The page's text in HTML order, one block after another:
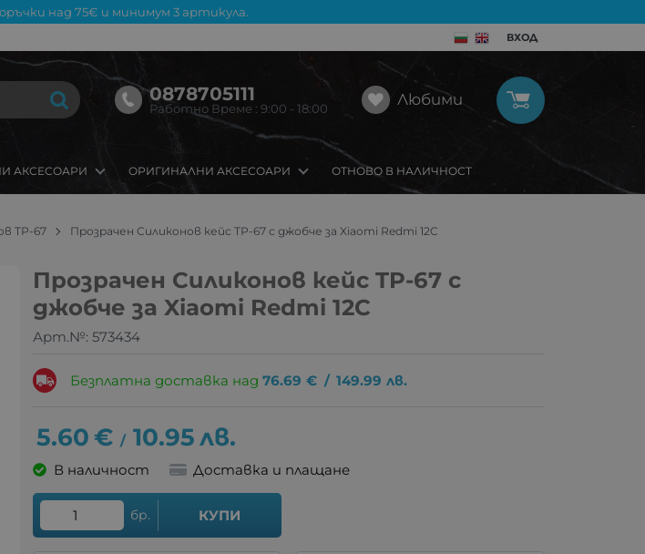
над 75€ и минимум 3 артикула.
ВХОД
0878705111
Работно Време : 9:00 - 18:00 Любими
АКСЕСОАРИ ОРИГИНАЛНИ АКСЕСОАРИ ОТНОВО В НАЛИЧНОСТ
TP-67 Прозрачен Силиконов кейс TP-67 с джобче за Xiaomi Redmi 12C
Прозрачен Силиконов кейс TP-67 с
джобче за Xiaomi Redmi 12C
Арт.№: 573434
Безплатна доставка над76.69 € / 149.99 лв.
5.60 € / 10.95лв.
В наличност Доставка и плащане
бр. КУПИ